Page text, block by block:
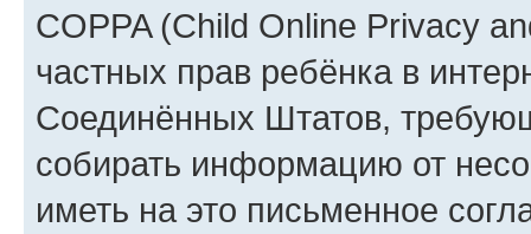
COPPA (Child Online Privacy
частных прав ребёнка в
Соединённых Штатов,
собирать информацию от
иметь на это письменное